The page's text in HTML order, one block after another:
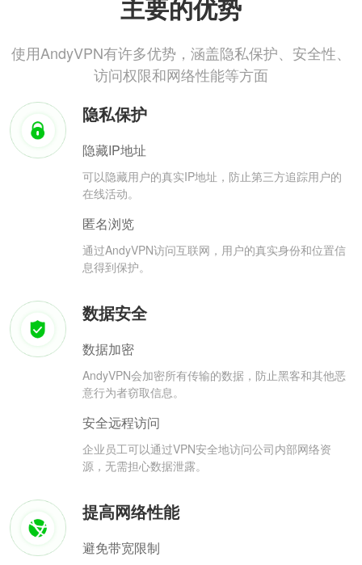
主要的优势
使用AndyVPN有许多优势，涵盖隐私保护、安全性、
访问权限和网络性能等方面
隐私保护
隐藏IP地址
可以隐藏用户的真实IP地址，防止第三方追踪用户的
在线活动。
匿名浏览
通过AndyVPN访问互联网，用户的真实身份和位置信
息得到保护。
数据安全
数据加密
AndyVPN会加密所有传输的数据，防止黑客和其他恶
意行为者窃取信息。
安全远程访问
企业员工可以通过VPN安全地访问公司内部网络资
源，无需担心数据泄露。
提高网络性能
避免带宽限制